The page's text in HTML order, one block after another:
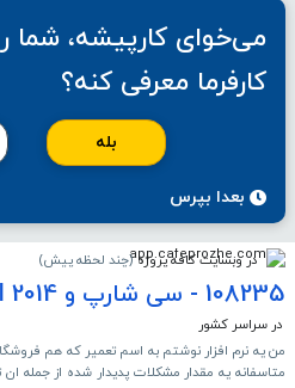
می‌خوای کارپیشه، شما
کارفرما معرفی کنه؟
بله
بعدا بپرس
در وبسایت کافه پروژه (چند لحظه پیش)
108235 - سی شارپ و sql 2014 /
در سراسر کشور
من یه نرم افزار نوشتم به اسم تعمیر که هم
متاسفانه یه مقدار مشکلات پدیدار شده از جمله ان